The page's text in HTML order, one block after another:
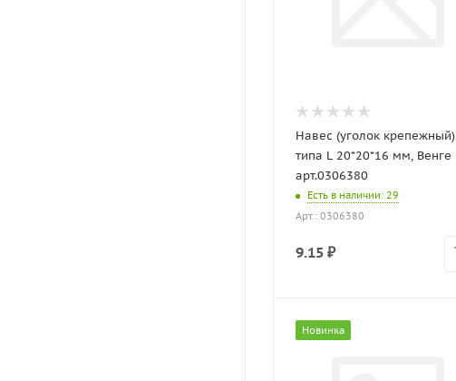
Навес (уголок крепежный)
типа L 20*20*16 мм, Венге
арт.0306380
Есть в наличии: 29
Арт.: 0306380
9.15 ₽
Новинка